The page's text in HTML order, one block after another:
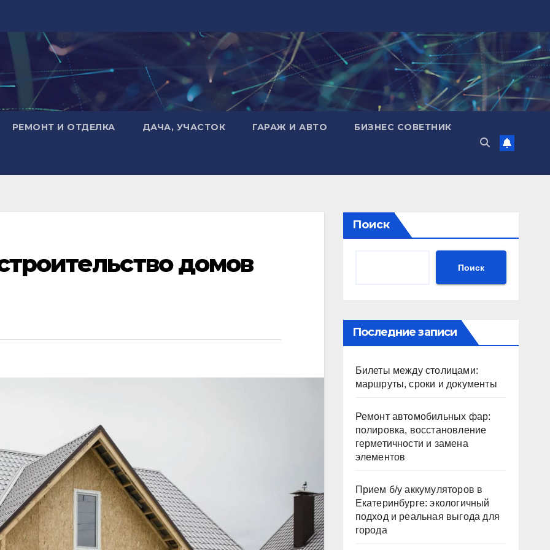
РЕМОНТ И ОТДЕЛКА ДАЧА, УЧАСТОК ГАРАЖ И АВТО БИЗНЕС СОВЕТНИК
домов
Поиск
Поиск
Последние записи
Билеты между столицами:
маршруты, сроки и документы
Ремонт автомобильных фар:
полировка, восстановление
герметичности и замена
элементов
Прием б/у аккумуляторов в
Екатеринбурге: экологичный
подход и реальная выгода для
города